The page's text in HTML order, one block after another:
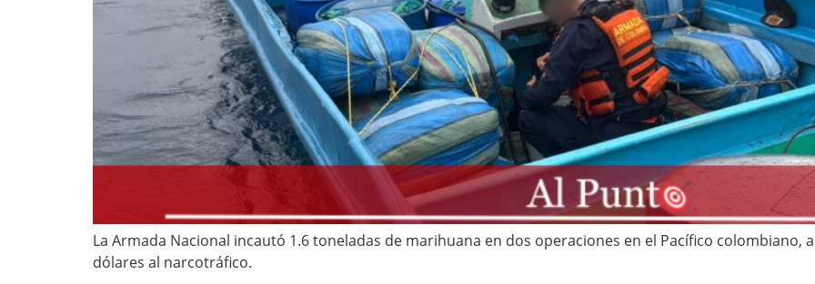
La Armada Nacional incautó 1.6 toneladas de marihuana en dos operaciones en el Pacífico colombiano,
dólares al narcotráfico.